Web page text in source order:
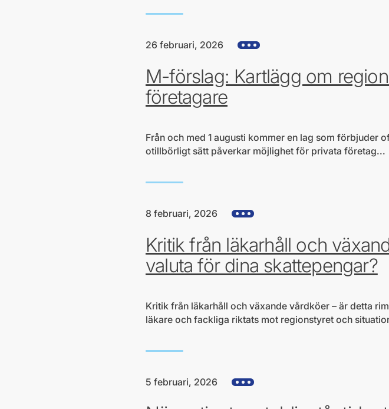
26 februari, 2026 Visa alla hjärtefrågor
M-förslag: Kartlägg om
företagare
Från och med 1 augusti kommer en lag som förbjuder
otillbörligt sätt påverkar möjlighet för privata företag...
8 februari, 2026 Visa alla hjärtefrågor
Kritik från läkarhåll och
valuta för dina skattepengar?
Kritik från läkarhåll och växande vårdköer – är detta
läkare och fackliga riktats mot regionstyret och
5 februari, 2026 Visa alla hjärtefrågor